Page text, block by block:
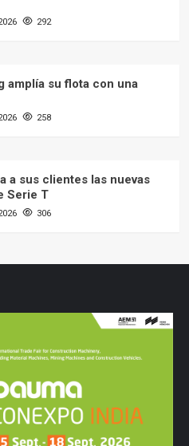
292
amplía su flota con una
258
a sus clientes las nuevas
Serie T
306